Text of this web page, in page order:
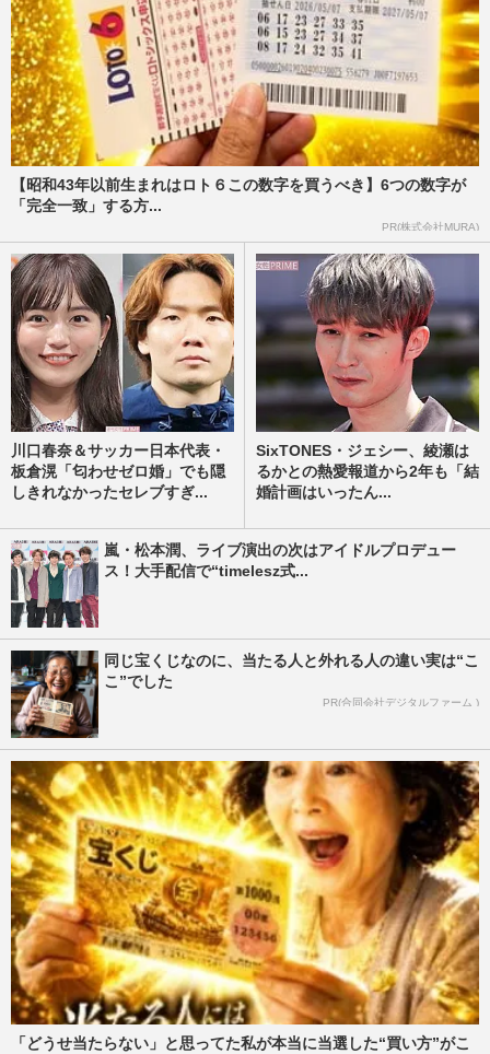
【昭和43年以前生まれはロト６この数字を買うべき】6つの数字が
「完全一致」する方...
PR(株式会社MURA)
川口春奈＆サッカー日本代表・
板倉滉「匂わせゼロ婚」でも隠
しきれなかったセレブすぎ...
SixTONES・ジェシー、綾瀬は
るかとの熱愛報道から2年も「結
婚計画はいったん...
嵐・松本潤、ライブ演出の次はアイドルプロデュー
ス！大手配信で“timelesz式...
同じ宝くじなのに、当たる人と外れる人の違い実は“こ
こ”でした
PR(合同会社デジタルファーム )
「どうせ当たらない」と思ってた私が本当に当選した“買い方”がこ